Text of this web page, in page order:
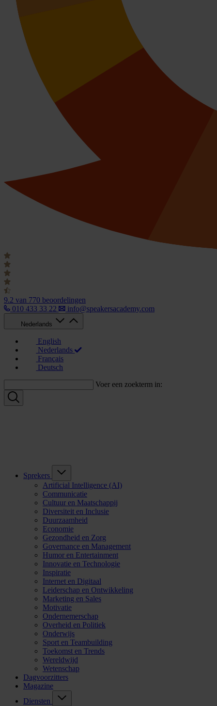
9.2 van 770 beoordelingen
010 433 33 22
info@speakersacademy.com
Nederlands
English
Nederlands
Français
Deutsch
Voer een zoekterm in:
Sprekers
Artificial Intelligence (AI)
Communicatie
Cultuur en Maatschappij
Diversiteit en Inclusie
Duurzaamheid
Economie
Gezondheid en Zorg
Governance en Management
Humor en Entertainment
Innovatie en Technologie
Inspiratie
Internet en Digitaal
Leiderschap en Ontwikkeling
Marketing en Sales
Motivatie
Ondernemerschap
Overheid en Politiek
Onderwijs
Sport en Teambuilding
Toekomst en Trends
Wereldwijd
Wetenschap
Dagvoorzitters
Magazine
Diensten